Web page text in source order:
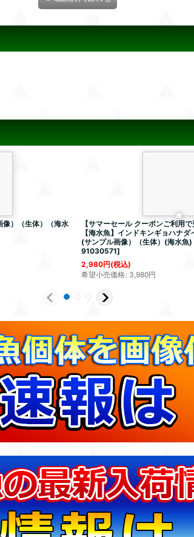
像）（生体）（海水
【サマーセール クーポンご利用
【海水魚】インドキンギョハナ
(サンプル画像）（生体）(海水魚)
91030571]
2,980円(税込)
希望小売価格: 3,980円